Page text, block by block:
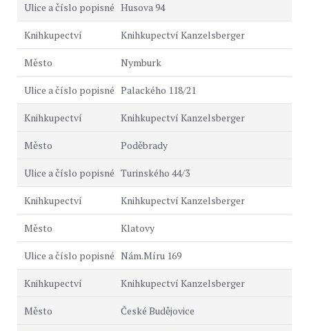
Husova 94
Knihkupectví Kanzelsberger
Nymburk
Palackého 118/21
Knihkupectví Kanzelsberger
Poděbrady
Turinského 44/3
Knihkupectví Kanzelsberger
Klatovy
Nám.Míru 169
Knihkupectví Kanzelsberger
České Budějovice